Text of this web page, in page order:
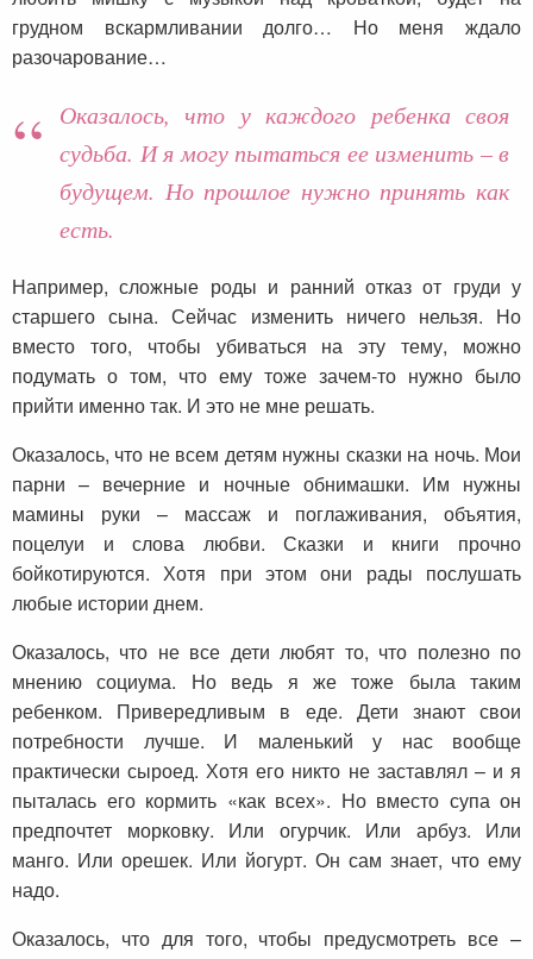
грудном вскармливании долго… Но меня ждало
разочарование…
Оказалось, что у каждого ребенка своя
судьба. И я могу пытаться ее изменить – в
будущем. Но прошлое нужно принять как
есть.
Например, сложные роды и ранний отказ от груди у
старшего сына. Сейчас изменить ничего нельзя. Но
вместо того, чтобы убиваться на эту тему, можно
подумать о том, что ему тоже зачем-то нужно было
прийти именно так. И это не мне решать.
Оказалось, что не всем детям нужны сказки на ночь. Мои
парни – вечерние и ночные обнимашки. Им нужны
мамины руки – массаж и поглаживания, объятия,
поцелуи и слова любви. Сказки и книги прочно
бойкотируются. Хотя при этом они рады послушать
любые истории днем.
Оказалось, что не все дети любят то, что полезно по
мнению социума. Но ведь я же тоже была таким
ребенком. Привередливым в еде. Дети знают свои
потребности лучше. И маленький у нас вообще
практически сыроед. Хотя его никто не заставлял – и я
пыталась его кормить «как всех». Но вместо супа он
предпочтет морковку. Или огурчик. Или арбуз. Или
манго. Или орешек. Или йогурт. Он сам знает, что ему
надо.
Оказалось, что для того, чтобы предусмотреть все –